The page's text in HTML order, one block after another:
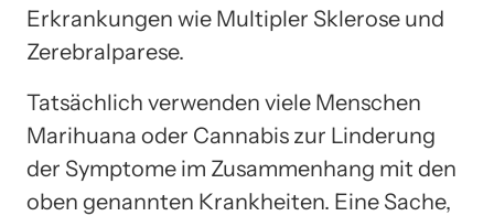
Erkrankungen wie Multipler Sklerose und
Zerebralparese.
Tatsächlich verwenden viele Menschen
Marihuana oder Cannabis zur Linderung
der Symptome im Zusammenhang mit den
oben genannten Krankheiten. Eine Sache,